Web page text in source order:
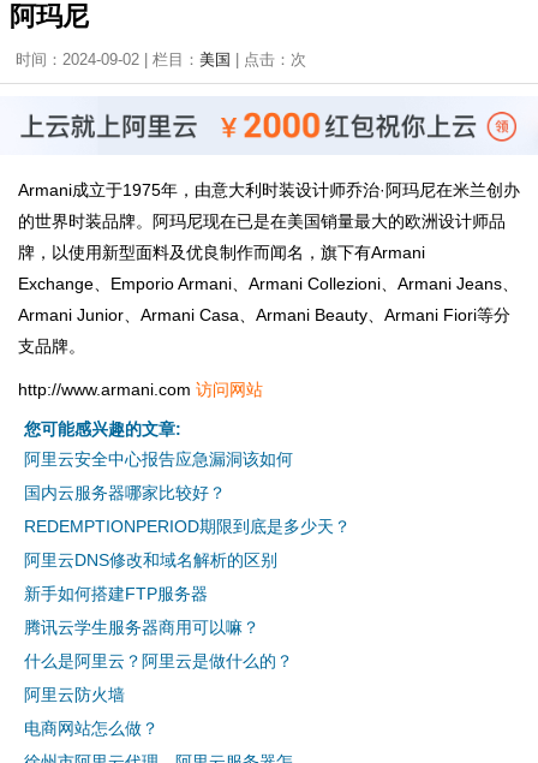
阿玛尼
时间：2024-09-02 | 栏目： 美国 | 点击： 次
Armani成立于1975年，由意大利时装设计师乔治·阿玛尼在米兰创办
的世界时装品牌。阿玛尼现在已是在美国销量最大的欧洲设计师品
牌，以使用新型面料及优良制作而闻名，旗下有Armani
Exchange、Emporio Armani、Armani Collezioni、Armani Jeans、
Armani Junior、Armani Casa、Armani Beauty、Armani Fiori等分
支品牌。
http://www.armani.com 访问网站
您可能感兴趣的文章:
阿里云安全中心报告应急漏洞该如何
国内云服务器哪家比较好？
REDEMPTIONPERIOD期限到底是多少天？
阿里云DNS修改和域名解析的区别
新手如何搭建FTP服务器
腾讯云学生服务器商用可以嘛？
什么是阿里云？阿里云是做什么的？
阿里云防火墙
电商网站怎么做？